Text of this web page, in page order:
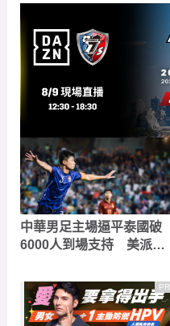
中華男足主場逼平泰國破
6000人到場支持 美派甜
冷場」
PR